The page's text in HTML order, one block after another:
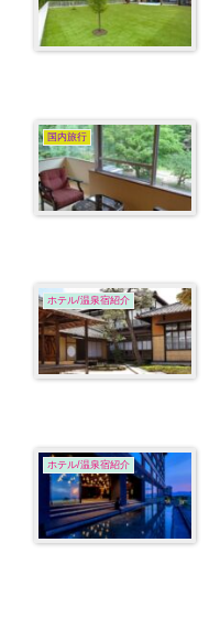
国内旅行
ホテル/温泉宿紹介
ホテル/温泉宿紹介